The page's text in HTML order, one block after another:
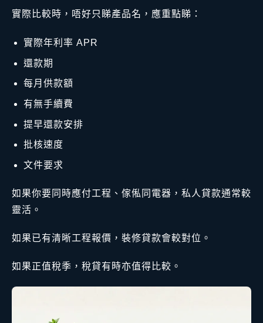
實際比較時，唔好只睇產品名，應重點睇：
實際年利率 APR
還款期
每月供款額
有無手續費
提早還款安排
批核速度
文件要求
如果你要同時應付工程、傢俬同電器，私人貸款通常較
靈活。
如果已有清晰工程報價，裝修貸款會較對位。
如果正值稅季，稅貸有時亦值得比較。